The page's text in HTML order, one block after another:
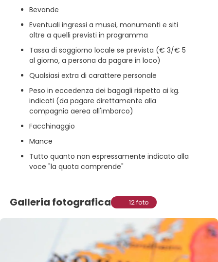
Bevande
Eventuali ingressi a musei, monumenti e siti
oltre a quelli previsti in programma
Tassa di soggiorno locale se prevista (€ 3/€ 5
al giorno, a persona da pagare in loco)
Qualsiasi extra di carattere personale
Peso in eccedenza dei bagagli rispetto ai kg.
indicati (da pagare direttamente alla
compagnia aerea all'imbarco)
Facchinaggio
Mance
Tutto quanto non espressamente indicato alla
voce "la quota comprende"
Galleria fotografica 12 foto